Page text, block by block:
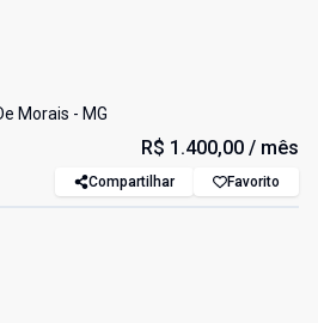
Morais - MG
R$ 1.400,00 / mês
Compartilhar Favorito